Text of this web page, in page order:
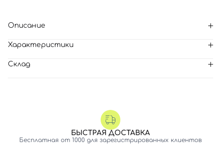
Описание
Характеристики
Склад
БЫСТРАЯ ДОСТАВКА
Бесплатная от 1000 для зарегистрированных клиентов